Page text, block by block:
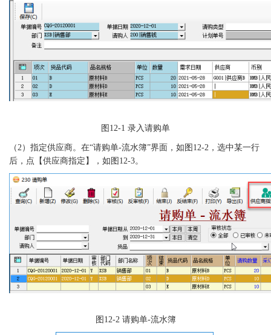
图 12-1 录入请购单
（2） 指定供应商。在“请购单-流水簿”界面，如图12-2，选中某一行
后，点【供应商指定】，如图12-3。
图 12-2 请购单-流水簿